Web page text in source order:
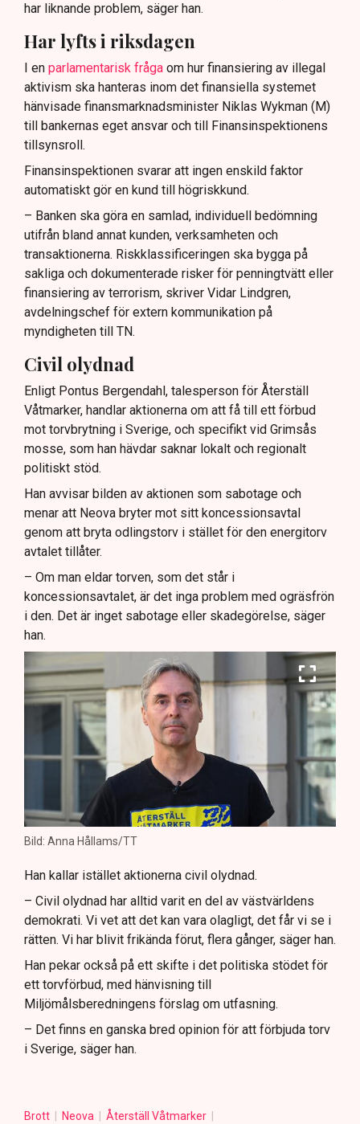
har liknande problem, säger han.
Har lyfts i riksdagen
I en parlamentarisk fråga om hur finansiering av illegal
aktivism ska hanteras inom det finansiella systemet
hänvisade finansmarknadsminister Niklas Wykman (M)
till bankernas eget ansvar och till Finansinspektionens
tillsynsroll.
Finansinspektionen svarar att ingen enskild faktor
automatiskt gör en kund till högriskkund.
– Banken ska göra en samlad, individuell bedömning
utifrån bland annat kunden, verksamheten och
transaktionerna. Riskklassificeringen ska bygga på
sakliga och dokumenterade risker för penningtvätt eller
finansiering av terrorism, skriver Vidar Lindgren,
avdelningschef för extern kommunikation på
myndigheten till TN.
Civil olydnad
Enligt Pontus Bergendahl, talesperson för Återställ
Våtmarker, handlar aktionerna om att få till ett förbud
mot torvbrytning i Sverige, och specifikt vid Grimsås
mosse, som han hävdar saknar lokalt och regionalt
politiskt stöd.
Han avvisar bilden av aktionen som sabotage och
menar att Neova bryter mot sitt koncessionsavtal
genom att bryta odlingstorv i stället för den energitorv
avtalet tillåter.
– Om man eldar torven, som det står i
koncessionsavtalet, är det inga problem med ogräsfrön
i den. Det är inget sabotage eller skadegörelse, säger
han.
Bild: Anna Hållams/TT
Han kallar istället aktionerna civil olydnad.
– Civil olydnad har alltid varit en del av västvärldens
demokrati. Vi vet att det kan vara olagligt, det får vi se i
rätten. Vi har blivit frikända förut, flera gånger, säger han.
Han pekar också på ett skifte i det politiska stödet för
ett torvförbud, med hänvisning till
Miljömålsberedningens förslag om utfasning.
– Det finns en ganska bred opinion för att förbjuda torv
i Sverige, säger han.
Brott Neova
Återställ Våtmarker